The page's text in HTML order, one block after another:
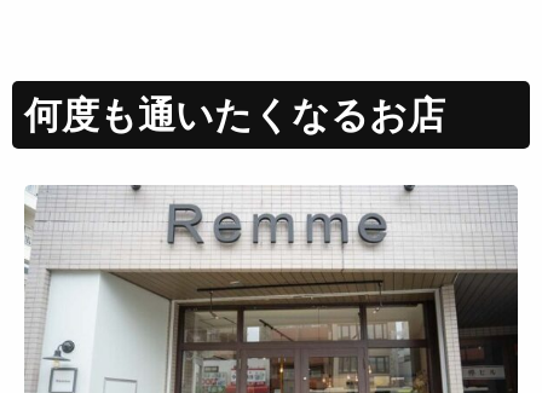
何度も通いたくなるお店